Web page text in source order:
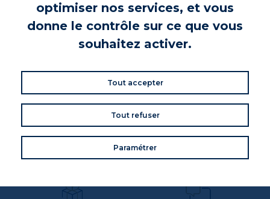
optimiser nos services, et vous
donne le contrôle sur ce que vous
souhaitez activer.
Tout accepter
Tout refuser
Paramétrer
L'ABUS D'ALCOOL EST DANGEREUX POUR LA SANTÉ, À
CONSOMMER AVEC MODÉRATION
FRAIS DE PORT OFFERTS DÈS
65€ D'ACHAT